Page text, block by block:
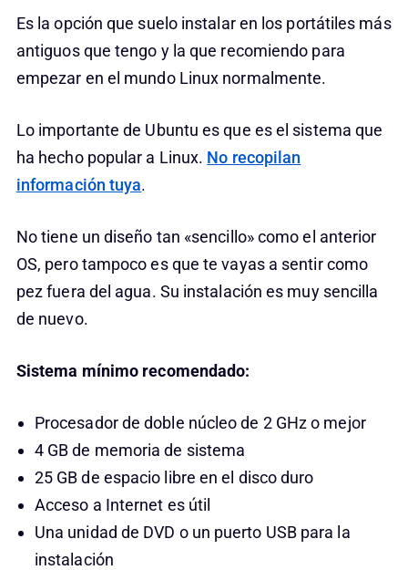
Es la opción que suelo instalar en los portátiles más
antiguos que tengo y la que recomiendo para
empezar en el mundo Linux normalmente.
Lo importante de Ubuntu es que es el sistema que
ha hecho popular a Linux. No recopilan
información tuya.
No tiene un diseño tan «sencillo» como el anterior
OS, pero tampoco es que te vayas a sentir como
pez fuera del agua. Su instalación es muy sencilla
de nuevo.
Sistema mínimo recomendado:
Procesador de doble núcleo de 2 GHz o mejor
4 GB de memoria de sistema
25 GB de espacio libre en el disco duro
Acceso a Internet es útil
Una unidad de DVD o un puerto USB para la
instalación